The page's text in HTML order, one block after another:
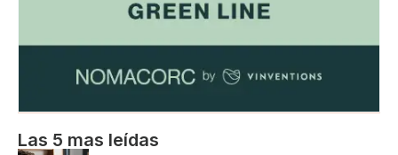
Las 5 mas leídas